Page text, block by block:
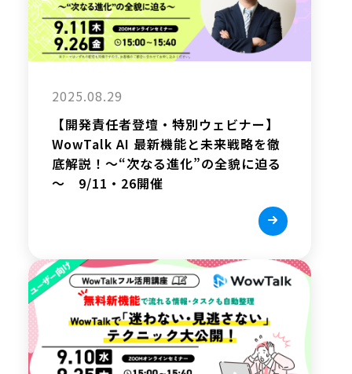
2025.08.29
【開発責任者登壇・特別ウェビナー】
WowTalk AI 最新機能と未来戦略を徹
底解説！～“次なる進化”の全貌に迫る
～ 9/11・26開催